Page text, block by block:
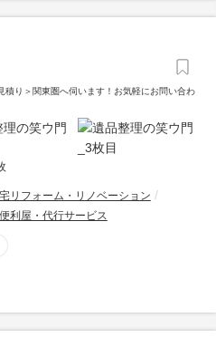
積り＞関東圏へ伺います！お気軽にお問い合わ
リフォーム・リノベーション
便利屋・代行サービス